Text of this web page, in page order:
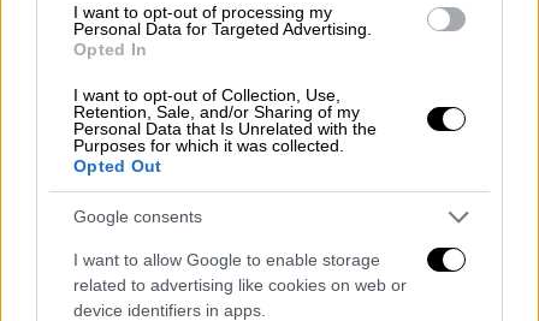
I want to opt-out of processing my
Personal Data for Targeted Advertising.
Opted In
I want to opt-out of Collection, Use,
Retention, Sale, and/or Sharing of my
Personal Data that Is Unrelated with the
Purposes for which it was collected.
Opted Out
Google consents
I want to allow Google to enable storage
related to advertising like cookies on web or
device identifiers in apps.
μέσω μιαςβίαιης εισβολήςπου θα
εξόντωνε
τους ντόπιους άνδρες και θα
γυναίκες και τα παιδιά σε σκλάβους.
Οι εισαγγελείς ισχυρίζονται ότι οι δύο
άνδρεςεργάζονταν για την εισβολή από τις
24 Αυγούστου, δουλεύοντας ασταμάτητα για
το φιλόδοξο σχέδιό τους. Ο
Βάισενμπουργκ φέρεται ναεγγράφηκε σε μια
πυροσβεστική ακαδημία